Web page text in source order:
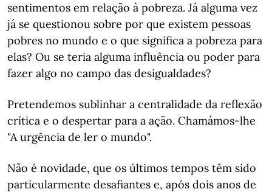
sentimentos em relação à pobreza. Já alguma vez
já se questionou sobre por que existem pessoas
pobres no mundo e o que significa a pobreza para
elas? Ou se teria alguma influência ou poder para
fazer algo no campo das desigualdades?
Pretendemos sublinhar a centralidade da reflexão
crítica e o despertar para a ação. Chamámos-lhe
"A urgência de ler o mundo".
Não é novidade, que os últimos tempos têm sido
particularmente desafiantes e, após dois anos de